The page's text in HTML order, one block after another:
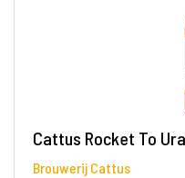
Cattus Rocket To
Brouwerij Cattus